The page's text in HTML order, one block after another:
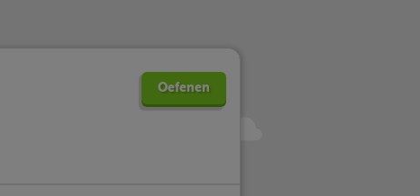
Oefenen